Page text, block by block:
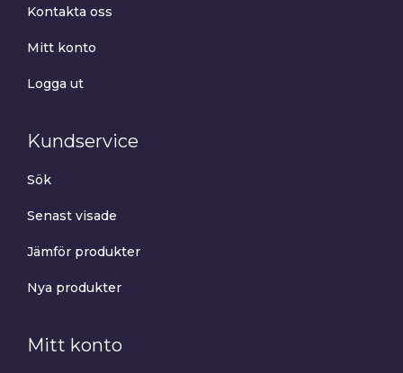
Kontakta oss
Mitt konto
Logga ut
Kundservice
Sök
Senast visade
Jämför produkter
Nya produkter
Mitt konto